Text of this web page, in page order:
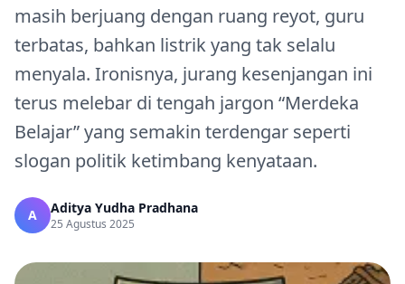
masih berjuang dengan ruang reyot, guru
terbatas, bahkan listrik yang tak selalu
menyala. Ironisnya, jurang kesenjangan ini
terus melebar di tengah jargon “Merdeka
Belajar” yang semakin terdengar seperti
slogan politik ketimbang kenyataan.
A Aditya Yudha Pradhana
25 Agustus 2025